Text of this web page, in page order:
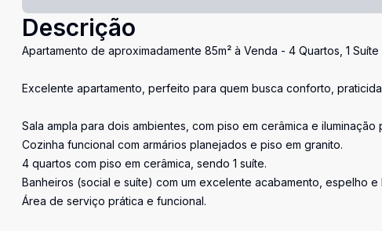
Descrição
Apartamento de aproximadamente 85m² à Venda - 4 Quartos, 1 Suíte
Excelente apartamento, perfeito para quem busca conforto,
Sala ampla para dois ambientes, com piso em cerâmica e
Cozinha funcional com armários planejados e piso em granito.
4 quartos com piso em cerâmica, sendo 1 suíte.
Banheiros (social e suíte) com um excelente acabamento, espelho
Área de serviço prática e funcional.